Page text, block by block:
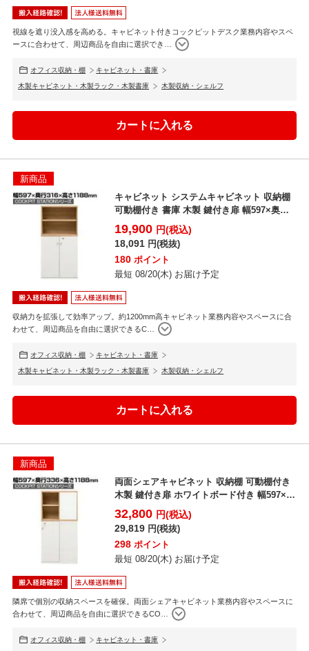
視線を遮り没入感を高める。キャビネット付きコックピットデスク業務内容やスペ
ースに合わせて、周辺商品を自由に選択でき
オフィス収納・棚 キャビネット・書庫
木製キャビネット・木製ラック・木製書庫 木製収納・シェルフ
新商品
キャビネット システムキャビネット 収納棚
可動棚付き 書庫 木製 鍵付き扉 幅597×奥行
316×...
19,900 円(税込)
18,091 円(税抜)
180 ポイント
最短 08/20(木) お届け予定
収納力を拡張して効率アップ。約1200mm高キャビネット業務内容やスペースに合
わせて、周辺商品を自由に選択できるC…
オフィス収納・棚 キャビネット・書庫
木製キャビネット・木製ラック・木製書庫 木製収納・シェルフ
新商品
両面シェアキャビネット 収納棚 可動棚付き
木製 鍵付き扉 ホワイトボード付き 幅597×奥
行336...
32,800 円(税込)
29,819 円(税抜)
298 ポイント
最短 08/20(木) お届け予定
隣席で個別の収納スペースを確保。両面シェアキャビネット業務内容やスペースに
合わせて、周辺商品を自由に選択できるCO
オフィス収納・棚 キャビネット・書庫